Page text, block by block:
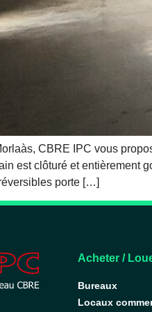
CBRE IPC vous
est clôturé et entièrement
porte […]
Acheter /
Bureaux
Locaux